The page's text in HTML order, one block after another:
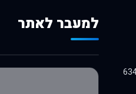
למעבר לאתר
לרכישה באלי אקספרס